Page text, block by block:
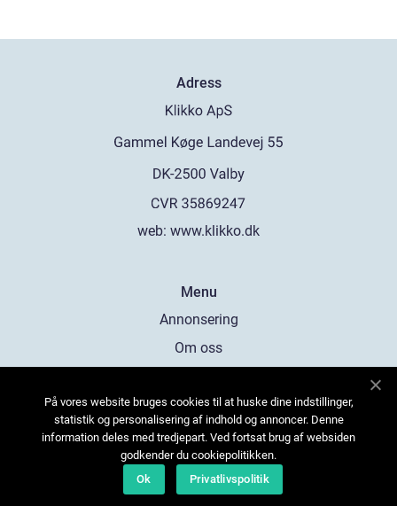
Adress
web: www.klikko.dk
Menu
Annonsering
Om oss
Kontakta oss
Sitemap
På vores website bruges cookies til at huske dine indstillinger,
statistik og personalisering af indhold og annoncer. Denne
information deles med tredjepart. Ved fortsat brug af websiden
godkender du cookiepolitikken.
Ok
Privatlivspolitik